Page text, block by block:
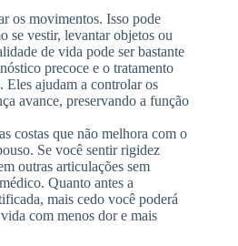
os movimentos. Isso pode
se vestir, levantar objetos ou
de vida pode ser bastante
precoce e o tratamento
Eles ajudam a controlar os
avance, preservando a função
costas que não melhora com o
Se você sentir rigidez
outras articulações sem
Quanto antes a
mais cedo você poderá
com menos dor e mais